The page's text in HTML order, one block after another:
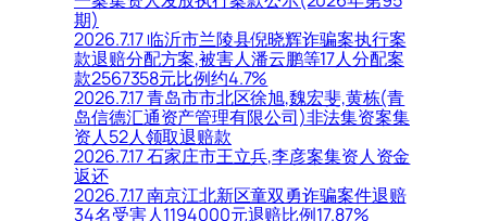
期)
2026.7.17 临沂市兰陵县倪晓辉诈骗案执行案
款退赔分配方案,被害人潘云鹏等17人分配案
款2567358元比例约4.7%
2026.7.17 青岛市市北区徐旭,魏宏斐,黄栋(青
岛信德汇通资产管理有限公司)非法集资案集
资人52人领取退赔款
2026.7.17 石家庄市王立兵,李彦案集资人资金
返还
2026.7.17 南京江北新区童双勇诈骗案件退赔
34名受害人1194000元退赔比例17.87%